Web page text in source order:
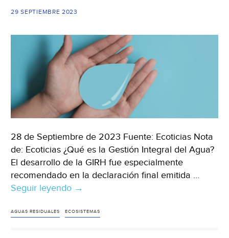
humano
29 SEPTIEMBRE 2023
28 de Septiembre de 2023 Fuente: Ecoticias Nota
de: Ecoticias ¿Qué es la Gestión Integral del Agua?
El desarrollo de la GIRH fue especialmente
recomendado en la declaración final emitida …
Seguir leyendo Internacional-
es
→
AGUAS RESIDUALES ECOSISTEMAS